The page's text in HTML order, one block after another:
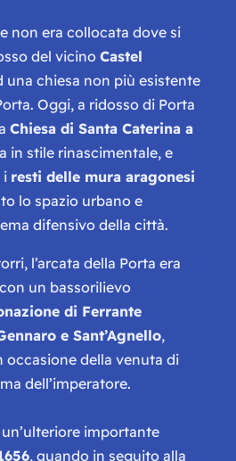
non era collocata dove si
del vicino Castel
una chiesa non più esistente
Oggi, a ridosso di Porta
Chiesa di Santa Caterina a
in stile rinascimentale, e
i resti delle mura aragonesi
lo spazio urbano e
difensivo della città.
l’arcata della Porta era
un bassorilievo
di Ferrante
e Sant’Agnello,
occasione della venuta di
dell’imperatore.
importante
, quando in seguito alla